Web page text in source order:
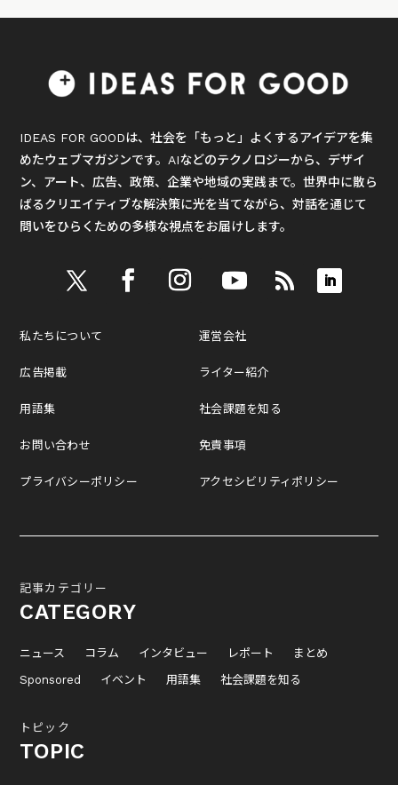
IDEAS FOR GOODは、社会を「もっと」よくするアイデアを集
めたウェブマガジンです。AIなどのテクノロジーから、デザイ
ン、アート、広告、政策、企業や地域の実践まで。世界中に散ら
ばるクリエイティブな解決策に光を当てながら、対話を通じて
問いをひらくための多様な視点をお届けします。
私たちについて
広告掲載
用語集
お問い合わせ
プライバシーポリシー
運営会社
ライター紹介
社会課題を知る
免責事項
アクセシビリティポリシー
記事カテゴリー
CATEGORY
ニュース コラム インタビュー レポート
まとめ
Sponsored
イベント 用語集 社会課題を知る
トピック
TOPIC